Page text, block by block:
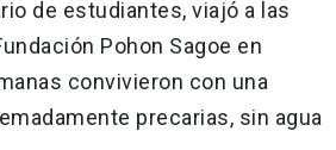
de estudiantes, viajó a las
Pohon Sagoe en
convivieron con una
precarias, sin agua